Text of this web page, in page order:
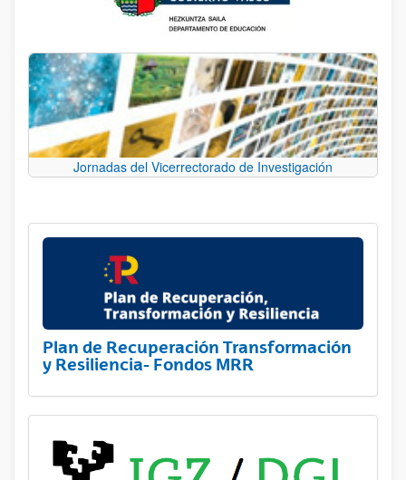
Jornadas del Vicerrectorado de Investigación
Plan de Recuperación Transformación
y Resiliencia- Fondos MRR